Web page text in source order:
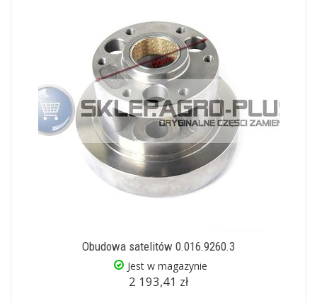
Obudowa satelitów 0.016.9260.3
Jest w magazynie
2 193,41 zł